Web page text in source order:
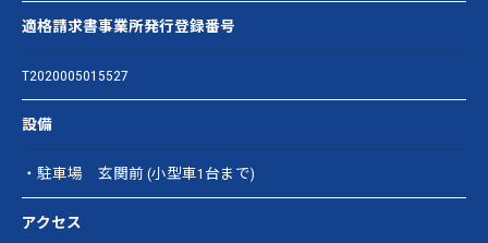
適格請求書事業所発行登録番号
T2020005015527
設備
・駐車場 玄関前 (小型車1台まで)
アクセス